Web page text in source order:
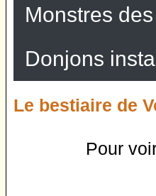
Monstres
Donjons
Le bestiaire de
Pour